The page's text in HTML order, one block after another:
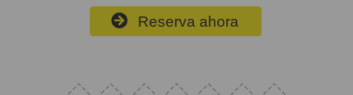
Reserva ahora